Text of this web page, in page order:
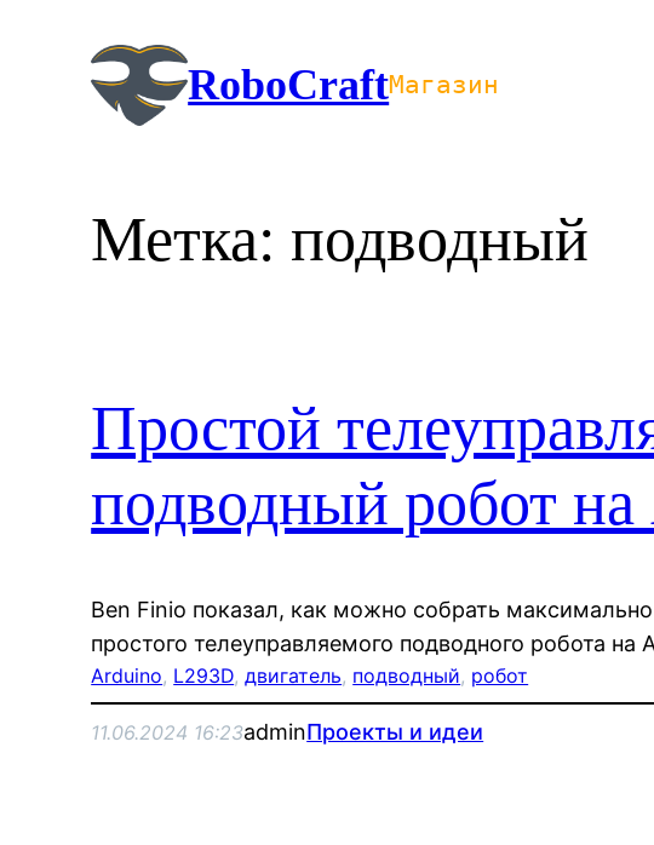
содержимому
RoboCraftМагазин
Метка: подводный
Простой
подводный робот
Ben Finio показал, как можно собрать максимально
простого телеуправляемого подводного робота на
Arduino, L293D, двигатель, подводный, робот
11.06.2024 16:23adminПроекты и идеи